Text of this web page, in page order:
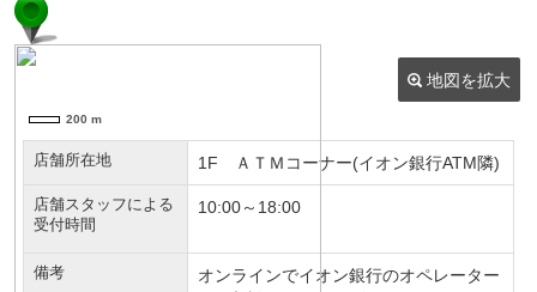
投資信託
証券口座開設
投信つみたて
金銭信託
金銭信託のしくみ
取扱商品一覧
iDeCo・国民年金基金
iDeCo（個人型確定拠出年金）
ロボアドバイザークラウドファンディングTOP